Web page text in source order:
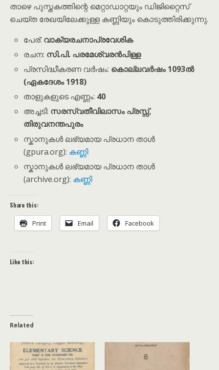
താഴെ പുസ്തകത്തിന്റെ മെറ്റാഡാറ്റയും ഡിജിറ്റൈസ്
ചെയ്ത രേഖയിലേക്കുള്ള കണ്ണിയും കൊടുത്തിരിക്കുന്നു.
പേര്:വാക്യരചനാപ്രവേശിക
രചന: സി.പി. പരമേശ്വരൻപിള്ള
പ്രസിദ്ധീകരണ വർഷം: കൊല്ലവർഷം 1093ൽ
(ഏകദേശം 1918)
താളുകളുടെ എണ്ണം: 40
അച്ചടി: സരസ്വതീവിലാസം പ്രസ്സ്,
തിരുവനന്തപുരം
സ്കാനുകൾ ലഭ്യമായ പ്രധാന താൾ
(gpura.org): കണ്ണി
സ്കാനുകൾ ലഭ്യമായ പ്രധാന താൾ
(archive.org): കണ്ണി
Share this:
Print Email Facebook
Like this:
Related